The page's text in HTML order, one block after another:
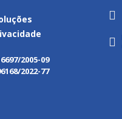
2005-09
2022-77